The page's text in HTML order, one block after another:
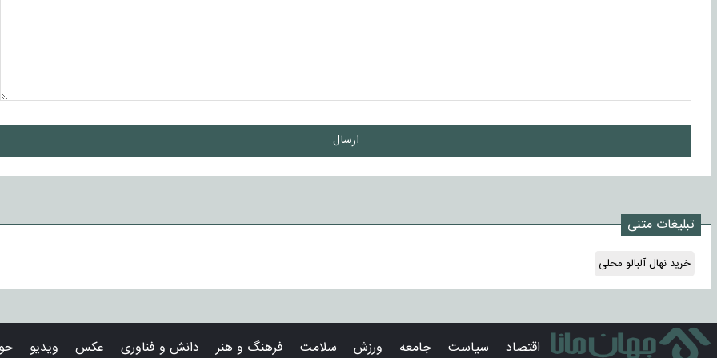
ارسال
تبلیغات متنی
خرید نهال آلبالو محلی
اقتصاد سیاست جامعه ورزش سلامت فرهنگ و هنر دانش و فناوری عکس ویدیو